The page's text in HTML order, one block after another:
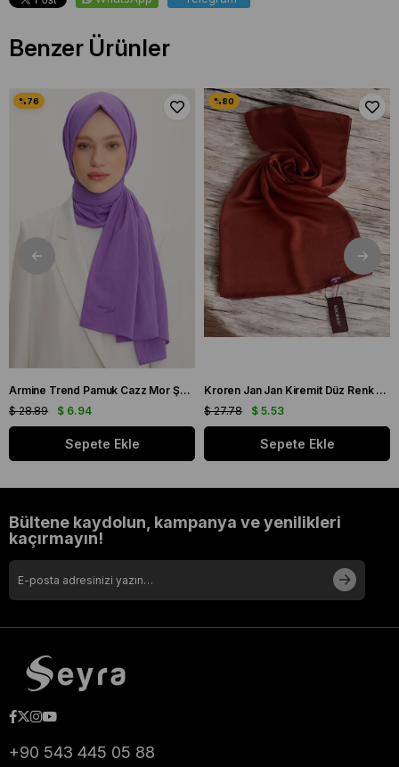
Benzer Ürünler
Armine Trend Pamuk Cazz Mor Şal 21210
$ 6.94
$ 28.89
Sepete Ekle
Kroren Jan Jan Kiremit Düz Renk Şal 7301-85
$ 5.53
$ 27.78
Sepete Ekle
Bültene kaydolun, kampanya ve yenilikleri
kaçırmayın!
+90 543 445 05 88